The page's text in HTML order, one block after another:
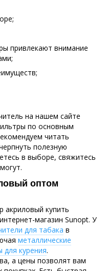
привлекают внимание
на нашем сайте
по основным
читать
полезную
в выборе, свяжитесь
оптом
акриловый купить
магазин Sunopt. У
для табака в
металлические
для курения.
а цены позволят вам